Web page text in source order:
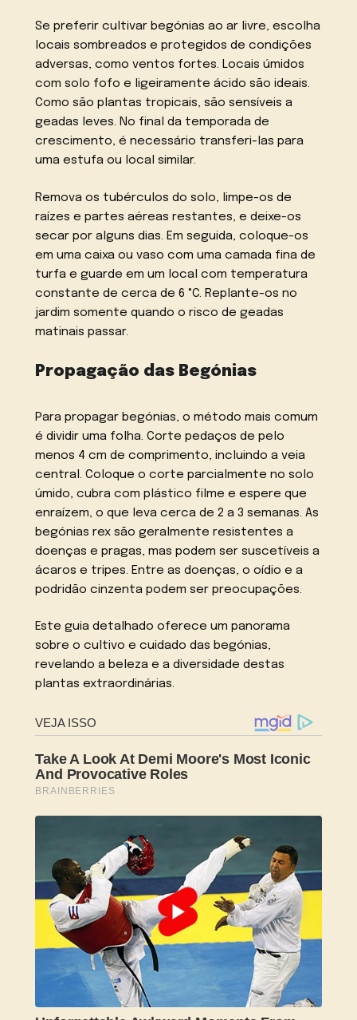
Se preferir cultivar begónias ao ar livre, escolha
locais sombreados e protegidos de condições
adversas, como ventos fortes. Locais úmidos
com solo fofo e ligeiramente ácido são ideais.
Como são plantas tropicais, são sensíveis a
geadas leves. No final da temporada de
crescimento, é necessário transferi-las para
uma estufa ou local similar.
Remova os tubérculos do solo, limpe-os de
raízes e partes aéreas restantes, e deixe-os
secar por alguns dias. Em seguida, coloque-os
em uma caixa ou vaso com uma camada fina de
turfa e guarde em um local com temperatura
constante de cerca de 6 °C. Replante-os no
jardim somente quando o risco de geadas
matinais passar.
Propagação das Begónias
Para propagar begónias, o método mais comum
é dividir uma folha. Corte pedaços de pelo
menos 4 cm de comprimento, incluindo a veia
central. Coloque o corte parcialmente no solo
úmido, cubra com plástico filme e espere que
enraízem, o que leva cerca de 2 a 3 semanas. As
begónias rex são geralmente resistentes a
doenças e pragas, mas podem ser suscetíveis a
ácaros e tripes. Entre as doenças, o oídio e a
podridão cinzenta podem ser preocupações.
Este guia detalhado oferece um panorama
sobre o cultivo e cuidado das begónias,
revelando a beleza e a diversidade destas
plantas extraordinárias.